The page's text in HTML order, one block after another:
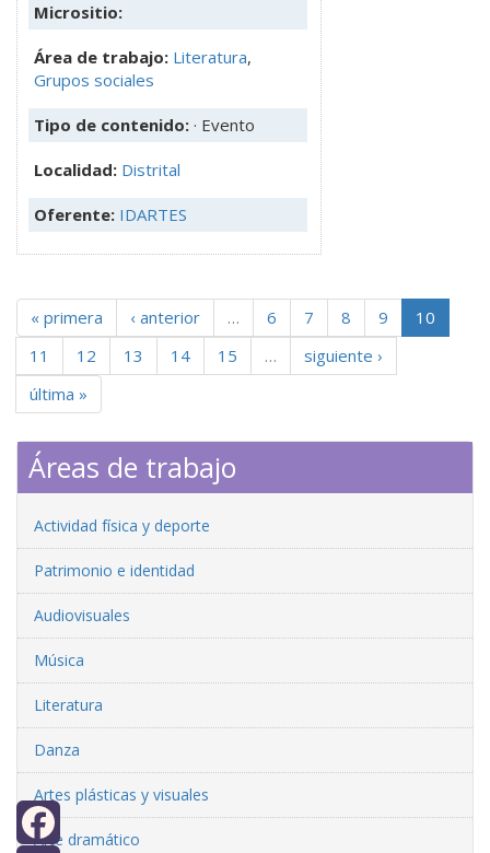
Micrositio:
Área de trabajo: Literatura,
Grupos sociales
Tipo de contenido: · Evento
Localidad: Distrital
Oferente: IDARTES
« primera ‹ anterior … 6 7 8 9
10
11
12 13 14 15 …
siguiente ›
última »
Áreas de trabajo
Actividad física y deporte
Patrimonio e identidad
Audiovisuales
Música
Literatura
Danza
Artes plásticas y visuales
Arte dramático